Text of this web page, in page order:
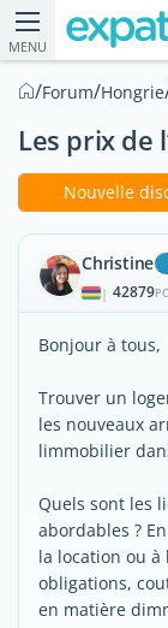
MENU
/Forum/Hongrie
Les prix de
Nouvelle
Christine
| 42879
Bonjour à tous,
Trouver un
les nouveaux
limmobilier
Quels sont les
abordables ?
la location ou à
obligations,
en matière